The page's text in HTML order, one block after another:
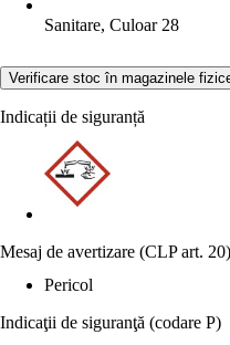
Sanitare, Culoar 28
Verificare stoc în magazinele
Indicații de siguranță
Mesaj de avertizare (CLP art. 20)
Pericol
Indicaţii de siguranţă (codare P)